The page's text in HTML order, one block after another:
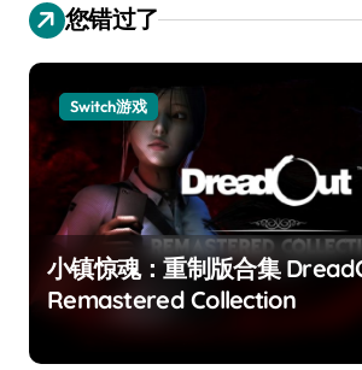
您错过了
Switch游戏
小镇惊魂：重制版合集
Remastered Collection